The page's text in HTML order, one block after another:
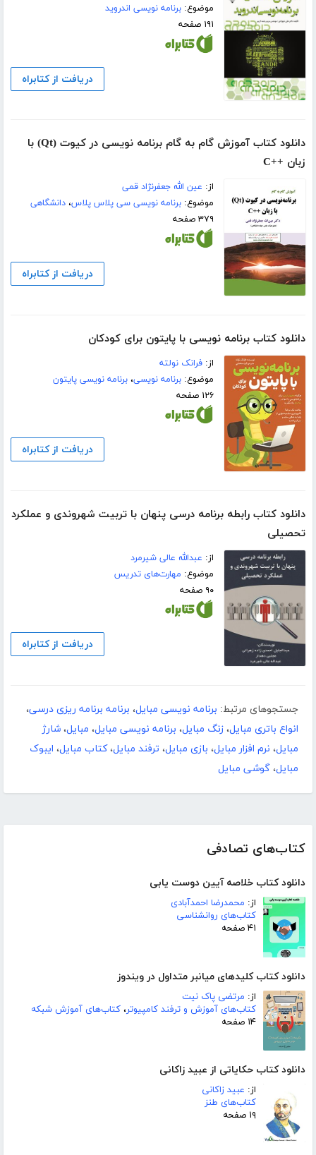
کتاب‌های تصادفی
دانلود کتاب خلاصه آیین دوست یابی
از: محمدرضا احمدآبادی
کتاب‌های روانشناسی
۴۱ صفحه
دانلود کتاب کلیدهای میانبر متداول در ویندوز
از: مرتضی پاک نیت
کتاب‌های آموزش و ترفند کامپیوتر، کتاب‌های آموزش شبکه
۱۴ صفحه
دانلود کتاب حکایاتی از عبید زاکانی
از: عبید زاکانی
کتاب‌های طنز
۱۹ صفحه
موضوع:برنامه نویسی اندروید
۱۹۱ صفحه
دریافت از کتابراه
دانلود کتاب آموزش گام به گام برنامه نویسی در کیوت (Qt) با
زبان ++C
از: عین الله جعفرنژاد قمی
موضوع:برنامه نویسی سی پلاس پلاس،دانشگاهی
۳۷۹ صفحه
دریافت از کتابراه
دانلود کتاب برنامه نویسی با پایتون برای کودکان
از:فرانک نولته
موضوع:برنامه نویسی،برنامه نویسی پایتون
۱۲۶ صفحه
دریافت از کتابراه
دانلود کتاب رابطه برنامه درسی پنهان با تربیت شهروندی و عملکرد
تحصیلی
از: عبدالله عالی شیرمرد
موضوع: مهارت‌های تدریس
۹۰ صفحه
دریافت از کتابراه
جستجوهای مرتبط: برنامه نویسی مبایل، برنامه برنامه ریزی درسی،
انواع باتری مبایل، زنگ مبایل، برنامه نویسی مبایل، مبایل، شارژ
مبایل، نرم افزار مبایل، بازی مبایل، ترفند مبایل،کتاب مبایل، ایبوک
مبایل، گوشی مبایل